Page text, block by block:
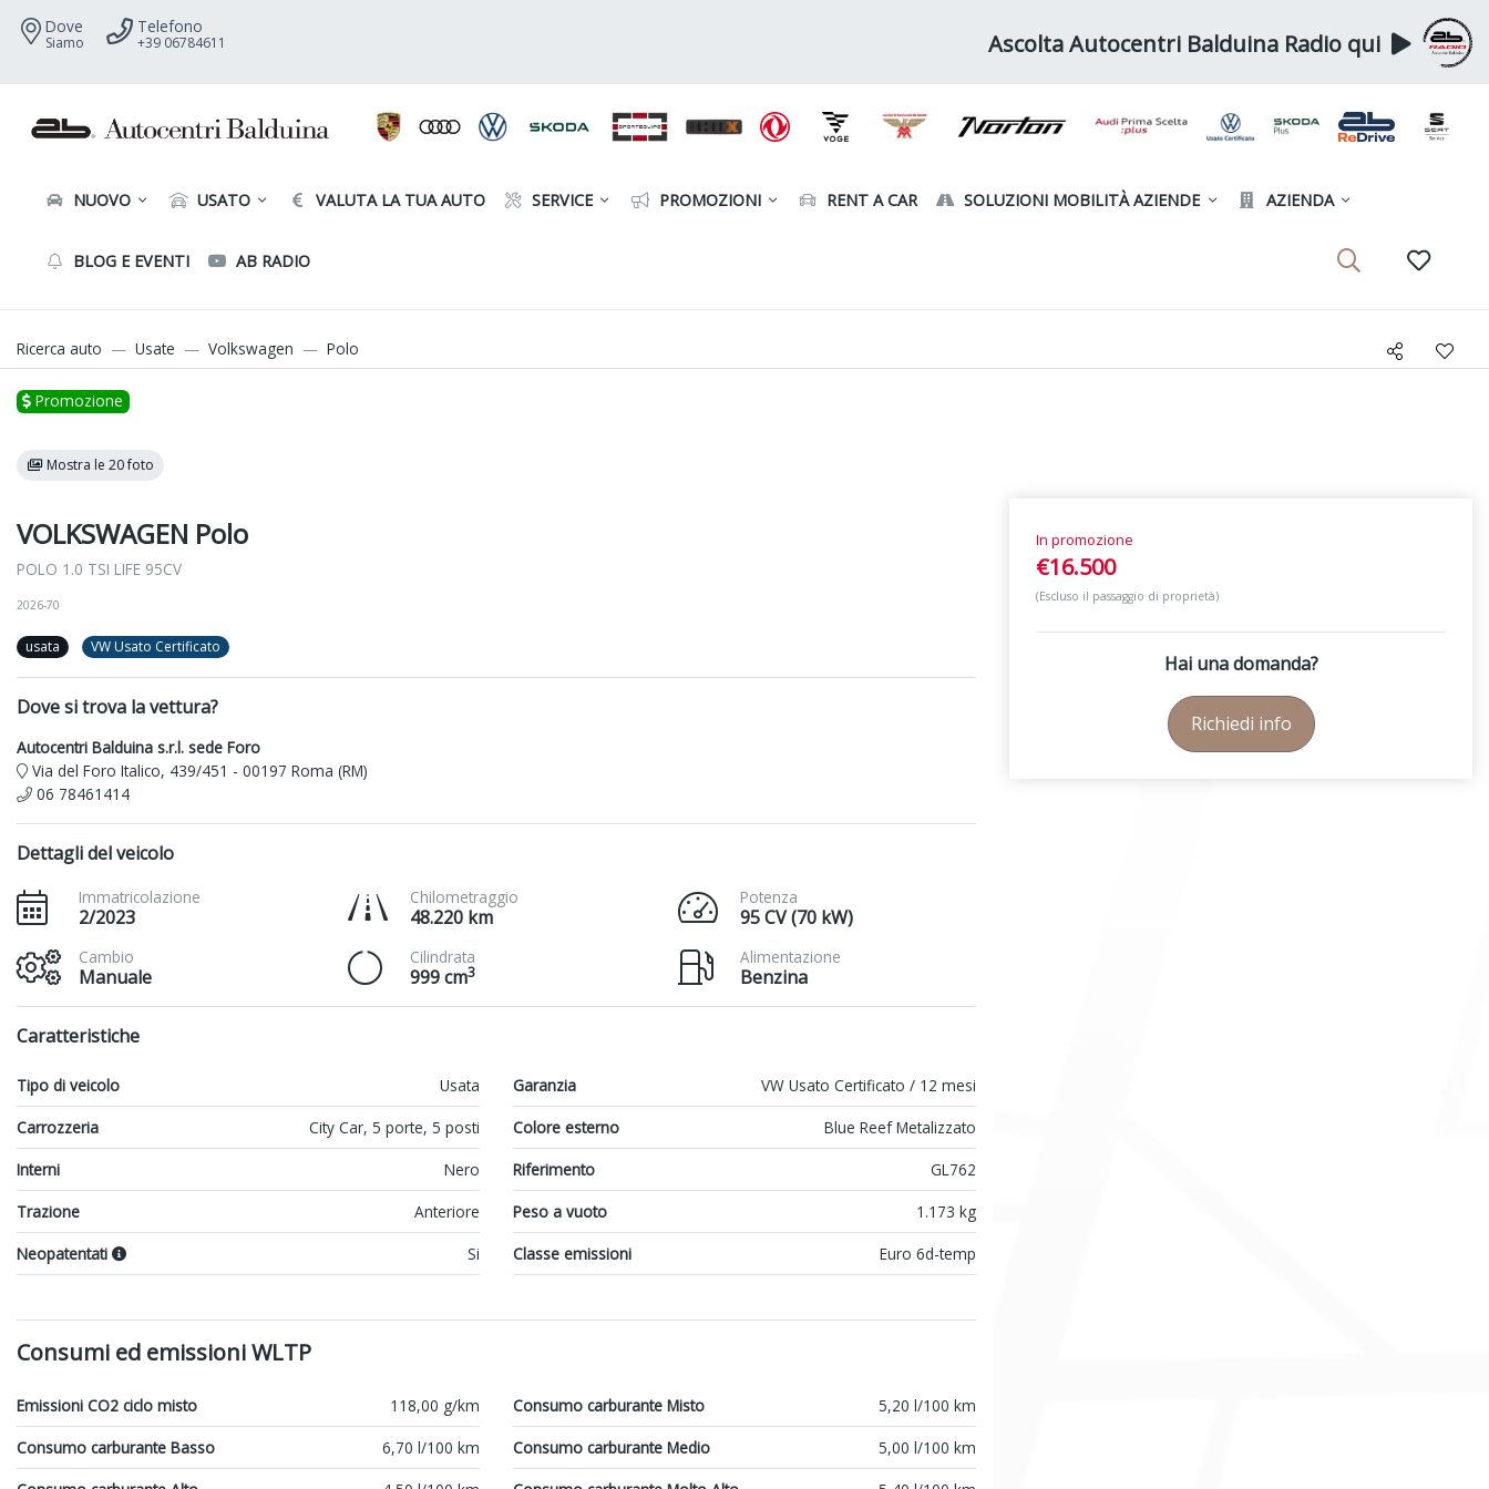
Dove
Siamo
Telefono
+39 06784611 Ascolta Autocentri Balduina Radio qui
NUOVO USATO VALUTA LA TUA AUTO SERVICE PROMOZIONI RENT A CAR SOLUZIONI MOBILITÀ AZIENDE AZIENDA
BLOG E EVENTI AB RADIO
Ricerca auto Usate Volkswagen Polo
Promozione
Mostra le 20 foto
VOLKSWAGEN Polo
POLO 1.0 TSI LIFE 95CV
2026-70
usata VW Usato Certificato
Dove si trova la vettura?
Autocentri Balduina s.r.l. sede Foro
Via del Foro Italico, 439/451 - 00197 Roma (RM)
06 78461414
Dettagli del veicolo
Immatricolazione
2/2023
Chilometraggio
48.220 km
Potenza
95 CV (70 kW)
Cambio
Manuale
Cilindrata
999 cm3
Alimentazione
Benzina
Caratteristiche
Tipo di veicolo Usata Garanzia
VW Usato Certificato / 12 mesi
Carrozzeria
City Car, 5 porte, 5 posti Colore esterno
Blue Reef Metalizzato
Interni
Nero Riferimento
GL762
Trazione
Anteriore Peso a vuoto
1.173 kg
Neopatentati
Si Classe emissioni Euro 6d-temp
Consumi ed emissioni WLTP
Emissioni CO2 ciclo misto 118,00 g/km Consumo carburante Misto
5,20 l/100 km
Consumo carburante Basso
6,70 l/100 km Consumo carburante Medio
5,00 l/100 km
In promozione
€16.500
(Escluso il passaggio di proprietà)
Hai una domanda?
Richiedi info